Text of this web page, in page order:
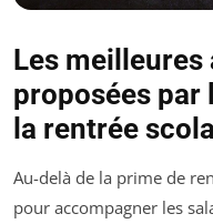
Les
proposées par
la rentrée
Au-delà de la prime de
pour accompagner les